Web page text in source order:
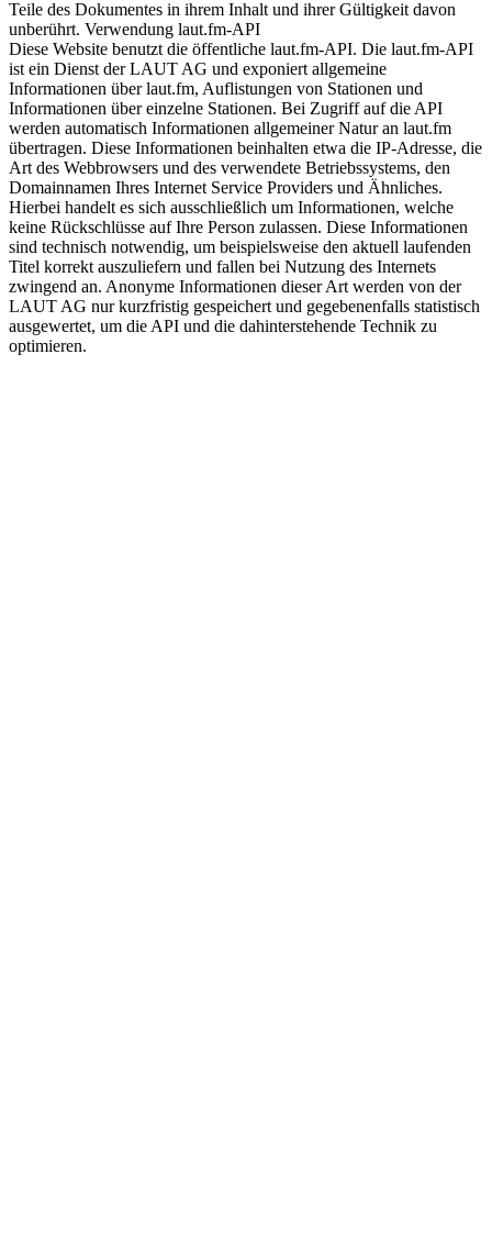
Teile des Dokumentes in ihrem Inhalt und ihrer Gültigkeit davon
unberührt. Verwendung laut.fm-API
Diese Website benutzt die öffentliche laut.fm-API. Die laut.fm-API
ist ein Dienst der LAUT AG und exponiert allgemeine
Informationen über laut.fm, Auflistungen von Stationen und
Informationen über einzelne Stationen. Bei Zugriff auf die API
werden automatisch Informationen allgemeiner Natur an laut.fm
übertragen. Diese Informationen beinhalten etwa die IP-Adresse, die
Art des Webbrowsers und des verwendete Betriebssystems, den
Domainnamen Ihres Internet Service Providers und Ähnliches.
Hierbei handelt es sich ausschließlich um Informationen, welche
keine Rückschlüsse auf Ihre Person zulassen. Diese Informationen
sind technisch notwendig, um beispielsweise den aktuell laufenden
Titel korrekt auszuliefern und fallen bei Nutzung des Internets
zwingend an. Anonyme Informationen dieser Art werden von der
LAUT AG nur kurzfristig gespeichert und gegebenenfalls statistisch
ausgewertet, um die API und die dahinterstehende Technik zu
optimieren.